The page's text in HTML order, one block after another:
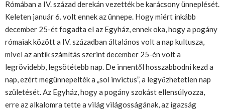
Rómában a IV. század derekán vezették be karácsony ünneplését.
Keleten január 6. volt ennek az ünnepe. Hogy miért inkább
december 25-ét fogadta el az Egyház, ennek oka, hogy a pogány
rómaiak között a IV. században általános volt a nap kultusza,
mivel az antik számítás szerint december 25-én volt a
legrövidebb, legsötétebb nap. De innentől hosszabbodni kezd a
nap, ezért megünnepelték a „sol invictus”, a legyőzhetetlen nap
születését. Az Egyház, hogy a pogány szokást ellensúlyozza,
erre az alkalomra tette a világ világosságának, az igazság